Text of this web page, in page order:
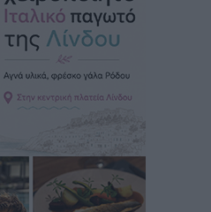
ανοίγει ξανά το
μουσείο από τη Λέσχη
– Πάνω από 1 εκατ.